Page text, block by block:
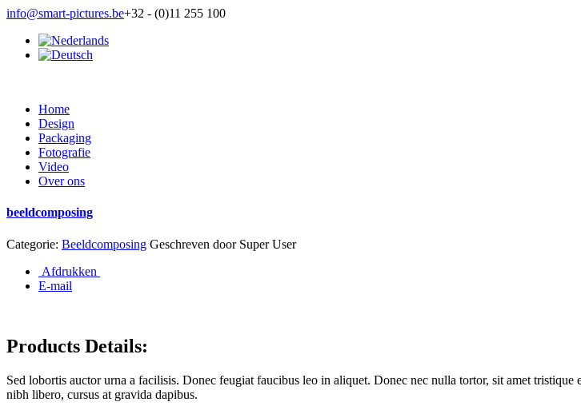
info@smart-pictures.be+32 - (0)11 255 100
Home
Design
Packaging
Fotografie
Video
Over ons
beeldcomposing
Categorie: Beeldcomposing Geschreven door Super User
Afdrukken
E-mail
Products Details:
Sed lobortis auctor urna a facilisis. Donec feugiat faucibus leo in aliquet. Donec nec nulla tortor, sit amet
nibh libero, cursus at gravida dapibus.